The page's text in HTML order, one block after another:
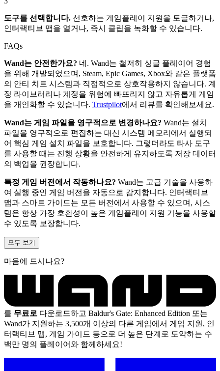
도구를 선택합니다. 선호하는 게임플레이 지원을 토글하거나,
인터랙티브 맵을 열거나, 즉시 클립을 녹화할 수 있습니다.
FAQs
Wand는 안전한가요? 네. Wand는 철저히 싱글 플레이어 경험
을 위해 개발되었으며, Steam, Epic Games, Xbox와 같은 플랫폼
의 안티 치트 시스템과 직접적으로 상호작용하지 않습니다. 계
정 라이브러리나 계정을 위험에 빠뜨리지 않고 자유롭게 게임
을 개인화할 수 있습니다. Trustpilot에서 리뷰를 확인해보세요.
Wand는 게임 파일을 영구적으로 변경하나요? Wand는 설치
파일을 영구적으로 편집하는 대신 시스템 메모리에서 실행되
어 핵심 게임 설치 파일을 보호합니다. 그렇더라도 타사 도구
를 사용할 때는 진행 상황을 안전하게 유지하도록 저장 데이터
의 백업을 권장합니다.
특정 게임 버전에서 작동하나요? Wand는 고급 기술을 사용하
여 실행 중인 게임 버전을 자동으로 감지합니다. 인터랙티브
맵과 스마트 가이드는 모든 버전에서 사용할 수 있으며, 시스
템은 항상 가장 호환성이 높은 게임플레이 지원 기능을 사용할
수 있도록 보장합니다.
모두 보기
마음에 드시나요?
를 무료로 다운로드하고 Baldur's Gate: Enhanced Edition 또는
Wand가 지원하는 3,500개 이상의 다른 게임에서 게임 지원, 인
터랙티브 맵, 게임 가이드 등으로 더 높은 단계로 도약하는 수
백만 명의 플레이어와 함께하세요!